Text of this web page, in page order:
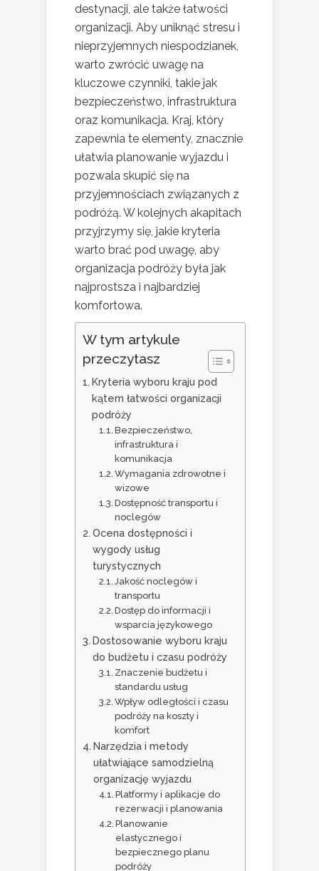
destynacji, ale także łatwości
organizacji. Aby uniknąć stresu i
nieprzyjemnych niespodzianek,
warto zwrócić uwagę na
kluczowe czynniki, takie jak
bezpieczeństwo, infrastruktura
oraz komunikacja. Kraj, który
zapewnia te elementy, znacznie
ułatwia planowanie wyjazdu i
pozwala skupić się na
przyjemnościach związanych z
podróżą. W kolejnych akapitach
przyjrzymy się, jakie kryteria
warto brać pod uwagę, aby
organizacja podróży była jak
najprostsza i najbardziej
komfortowa.
W tym artykule
przeczytasz
Kryteria wyboru kraju pod
kątem łatwości organizacji
podróży
Bezpieczeństwo,
infrastruktura i
komunikacja
Wymagania zdrowotne i
wizowe
Dostępność transportu i
noclegów
Ocena dostępności i
wygody usług
turystycznych
Jakość noclegów i
transportu
Dostęp do informacji i
wsparcia językowego
Dostosowanie wyboru kraju
do budżetu i czasu podróży
Znaczenie budżetu i
standardu usług
Wpływ odległości i czasu
podróży na koszty i
komfort
Narzędzia i metody
ułatwiające samodzielną
organizację wyjazdu
Platformy i aplikacje do
rezerwacji i planowania
Planowanie
elastycznego i
bezpiecznego planu
podróży